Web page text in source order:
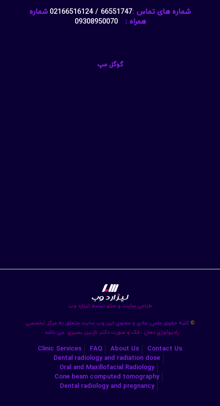
شماره های تماس :66551747 / 02166516124
شماره
همراه :
09308950070
گوگل مپ
طراحی سایت و سئو توسط لیزارد وب
© کلیه حقوق علمی، مادی و معنوی این وب سایت متعلق به مرکز تخصصی
رادیولوژی دهان ، فک و صورت دکتر نازنین بصیری می باشد .
Contact Us
About Us
FAQ
Clinic Services
Dental radiology and radiation dose
Oral and Maxillofacial Radiology
Cone beam computed tomography
Dental radiology and pregnancy